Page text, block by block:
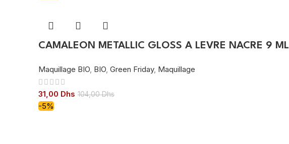
CAMALEON METALLIC GLOSS A LEVRE NACRE 9 ML
Maquillage BIO BIO Green Friday, Maquillage
31,00 Dhs 104,00Dhs
-5%